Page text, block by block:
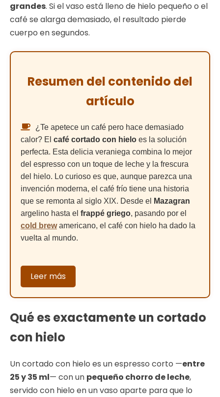
grandes. Si el vaso está lleno de hielo pequeño o el
café se alarga demasiado, el resultado pierde
cuerpo en segundos.
Resumen del contenido del
artículo
¿Te apetece un café pero hace demasiado
calor? El café cortado con hielo es la solución
perfecta. Esta delicia veraniega combina lo mejor
del espresso con un toque de leche y la frescura
del hielo. Lo curioso es que, aunque parezca una
invención moderna, el café frío tiene una historia
que se remonta al siglo XIX. Desde el
Mazagran
argelino hasta el frappé griego, pasando por el
cold brewamericano, el café con hielo ha dado la
vuelta al mundo.
Leer más
Qué es exactamente un cortado
con hielo
Un cortado con hielo es un espresso corto —entre
25 y 35 ml— con un pequeño chorro de leche,
servido con hielo en un vaso aparte para que lo